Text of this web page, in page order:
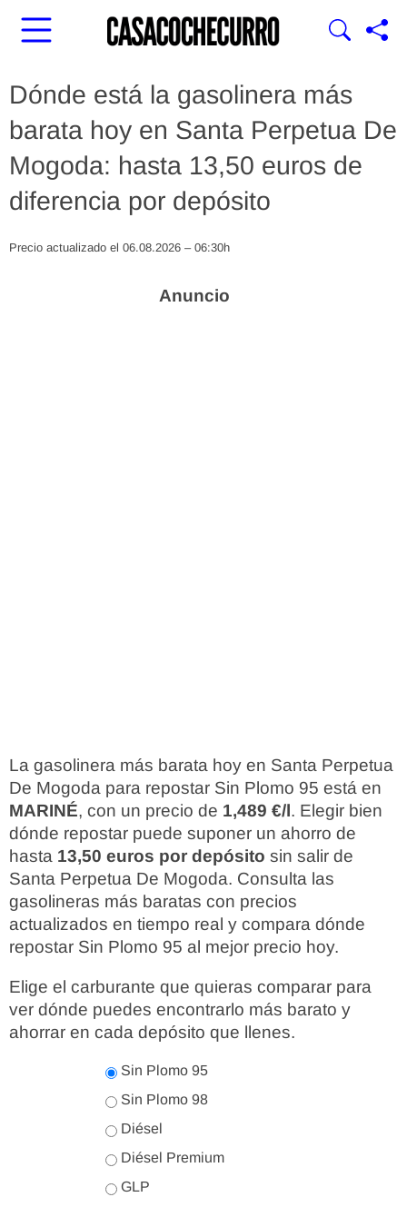
Dónde está la gasolinera más
barata hoy en Santa Perpetua De
Mogoda: hasta 13,50 euros de
diferencia por depósito
Precio actualizado el 06.08.2026 – 06:30h
La gasolinera más barata hoy en Santa Perpetua
De Mogoda para repostar Sin Plomo 95 está en
MARINÉ, con un precio de 1,489 €/l. Elegir bien
dónde repostar puede suponer un ahorro de
hasta 13,50 euros por depósito sin salir de
Santa Perpetua De Mogoda. Consulta las
gasolineras más baratas con precios
actualizados en tiempo real y compara dónde
repostar Sin Plomo 95 al mejor precio hoy.
Elige el carburante que quieras comparar para
ver dónde puedes encontrarlo más barato y
ahorrar en cada depósito que llenes.
Sin Plomo 95
Sin Plomo 98
Diésel
Diésel Premium
GLP